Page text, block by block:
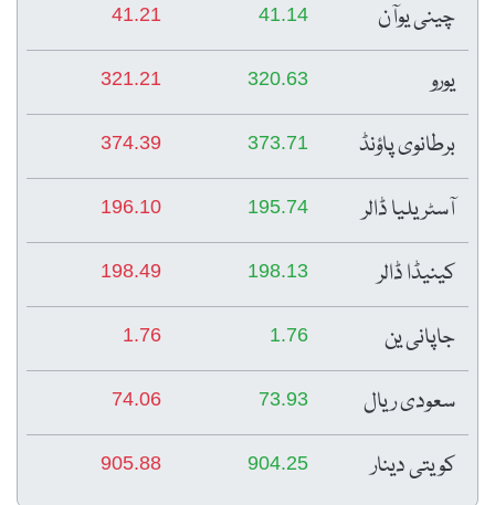
چینی یوآن
41.14
41.21
یورو 320.63
321.21
برطانوی پاؤنڈ 373.71
374.39
آسٹریلیا ڈالر 195.74
196.10
کینیڈا ڈالر 198.13
198.49
جاپانی ین 1.76
1.76
سعودی ریال 73.93
74.06
کویتی دینار 904.25
905.88